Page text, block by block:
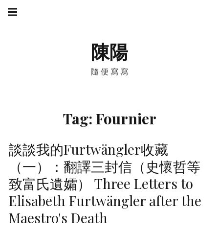
Skip
陳陽
隨便寫寫
navigation
Tag: Fournier
談談我的Furtwängler收藏
（一）：翻譯三封信（史懷哲等
致富氏遺孀） Three Letters to
Elisabeth Furtwängler after the
Maestro's Death